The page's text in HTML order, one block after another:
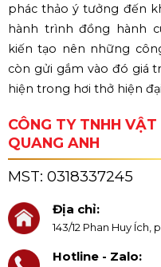
phác thảo ý tưởng đến
hành trình đồng hành
kiến tạo nên những
còn gửi gắm vào đó giá
hiện trong hơi thở hiện
CÔNG TY TNHH
QUANG ANH
MST: 0318337245
Địa chỉ:
143/12 Phan Huy Ích,
Hotline - Zalo: